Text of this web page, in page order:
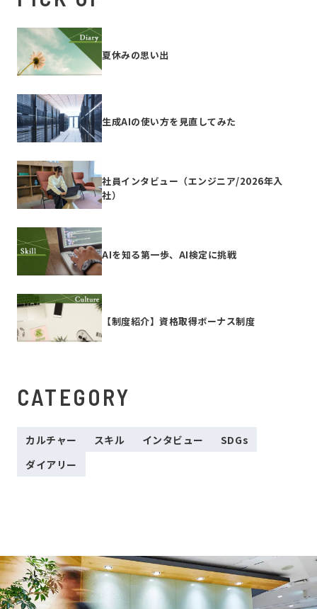
夏休みの思い出
生成AIの使い方を見直してみた
社員インタビュー（エンジニア/2026年入
社）
AIを知る第一歩、AI検定に挑戦
【制度紹介】資格取得ボーナス制度
CATEGORY
カルチャー スキル インタビュー
SDGs
ダイアリー